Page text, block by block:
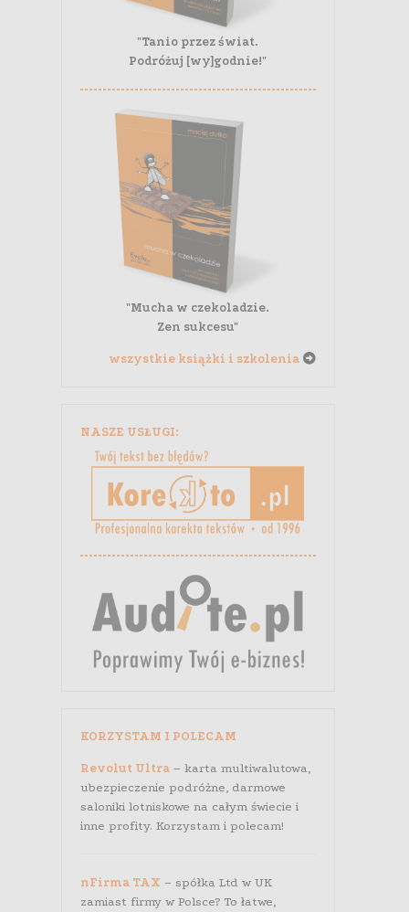
"Tanio przez świat.
Podróżuj [wy]godnie!"
"Mucha w czekoladzie.
Zen sukcesu"
wszystkie książki i szkolenia
NASZE USŁUGI:
KORZYSTAM I POLECAM
Revolut Ultra– karta multiwalutowa,
ubezpieczenie podróżne, darmowe
saloniki lotniskowe na całym świecie i
inne profity. Korzystam i polecam!
nFirma TAX – spółka Ltd w UK
zamiast firmy w Polsce? To łatwe,